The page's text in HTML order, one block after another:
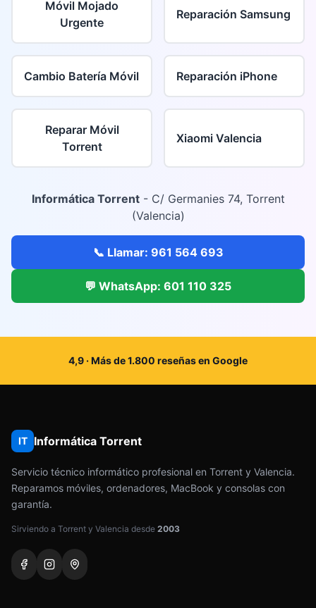
Móvil Mojado
Urgente
Reparación Samsung
Cambio Batería Móvil Reparación iPhone
Reparar Móvil
Torrent
Xiaomi Valencia
Informática Torrent- C/ Germanies 74, Torrent
(Valencia)
📞 Llamar: 961 564 693
💬 WhatsApp: 601 110 325
4,9 · Más de 1.800 reseñas en Google
IT Informática Torrent
Servicio técnico informático profesional en Torrent y Valencia.
Reparamos móviles, ordenadores, MacBook y consolas con
garantía.
Sirviendo a Torrent y Valencia desde 2003